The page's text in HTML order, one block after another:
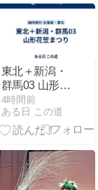
東北＋新潟・
群馬03 山形花
笠まつり
4時間前
ある日 この道